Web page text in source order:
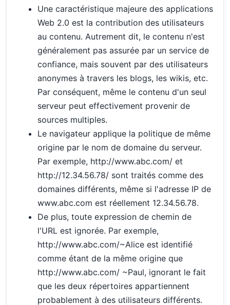
Une caractéristique majeure des applications
Web 2.0 est la contribution des utilisateurs
au contenu. Autrement dit, le contenu n'est
généralement pas assurée par un service de
confiance, mais souvent par des utilisateurs
anonymes à travers les blogs, les wikis, etc.
Par conséquent, même le contenu d'un seul
serveur peut effectivement provenir de
sources multiples.
Le navigateur applique la politique de même
origine par le nom de domaine du serveur.
Par exemple, http://www.abc.com/ et
http://12.34.56.78/ sont traités comme des
domaines différents, même si l'adresse IP de
www.abc.com est réellement 12.34.56.78.
De plus, toute expression de chemin de
l'URL est ignorée. Par exemple,
http://www.abc.com/~Alice est identifié
comme étant de la même origine que
http://www.abc.com/ ~Paul, ignorant le fait
que les deux répertoires appartiennent
probablement à des utilisateurs différents.